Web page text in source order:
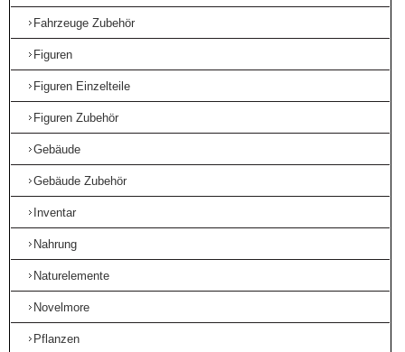
Fahrzeuge Zubehör
Figuren
Figuren Einzelteile
Figuren Zubehör
Gebäude
Gebäude Zubehör
Inventar
Nahrung
Naturelemente
Novelmore
Pflanzen